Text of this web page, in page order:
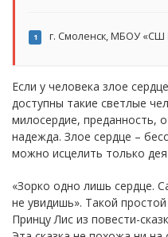
1 г. Смоленск, МБОУ «СШ
Если у человека злое
доступны такие светлые
милосердие, преданность,
надежда. Злое сердце –
можно исцелить только
«Зорко одно лишь сердце.
не увидишь». Такой
Принцу Лис из повести-